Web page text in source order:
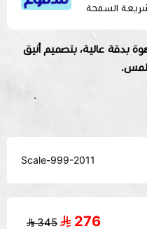
السمحة
بدقة عالية، بتصميم أنيق
يحتوي على قاعدة حماية من
Scale-999-2011
276
345